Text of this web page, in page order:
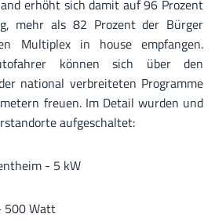
erhöht sich damit auf 96 Prozent
mehr als 82 Prozent der Bürger
Multiplex in house empfangen.
können sich über den
national verbreiteten Programme
freuen. Im Detail wurden und
aufgeschaltet:
- 5 kW
500 Watt